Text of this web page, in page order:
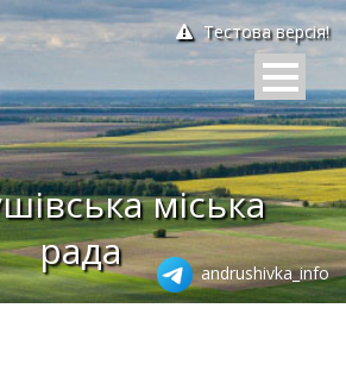
Тестова версія!
міська
рада
andrushivka_info